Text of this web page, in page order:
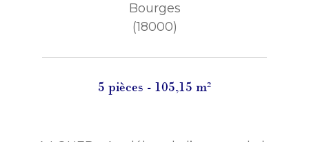
Bourges
(18000)
5 pièces - 105,15 m²